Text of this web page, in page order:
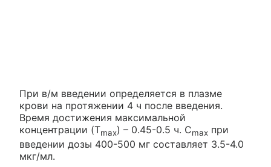
При в/м введении определяется в плазме
крови на протяжении 4 ч после введения.
Время достижения максимальной
концентрации (Tmax) – 0.45-0.5 ч. Cmax при
введении дозы 400-500 мг составляет 3.5-4.0
мкг/мл.